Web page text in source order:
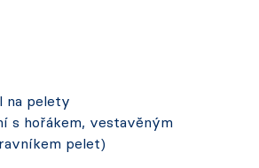
na pelety
s hořákem, vestavěným
pelet)